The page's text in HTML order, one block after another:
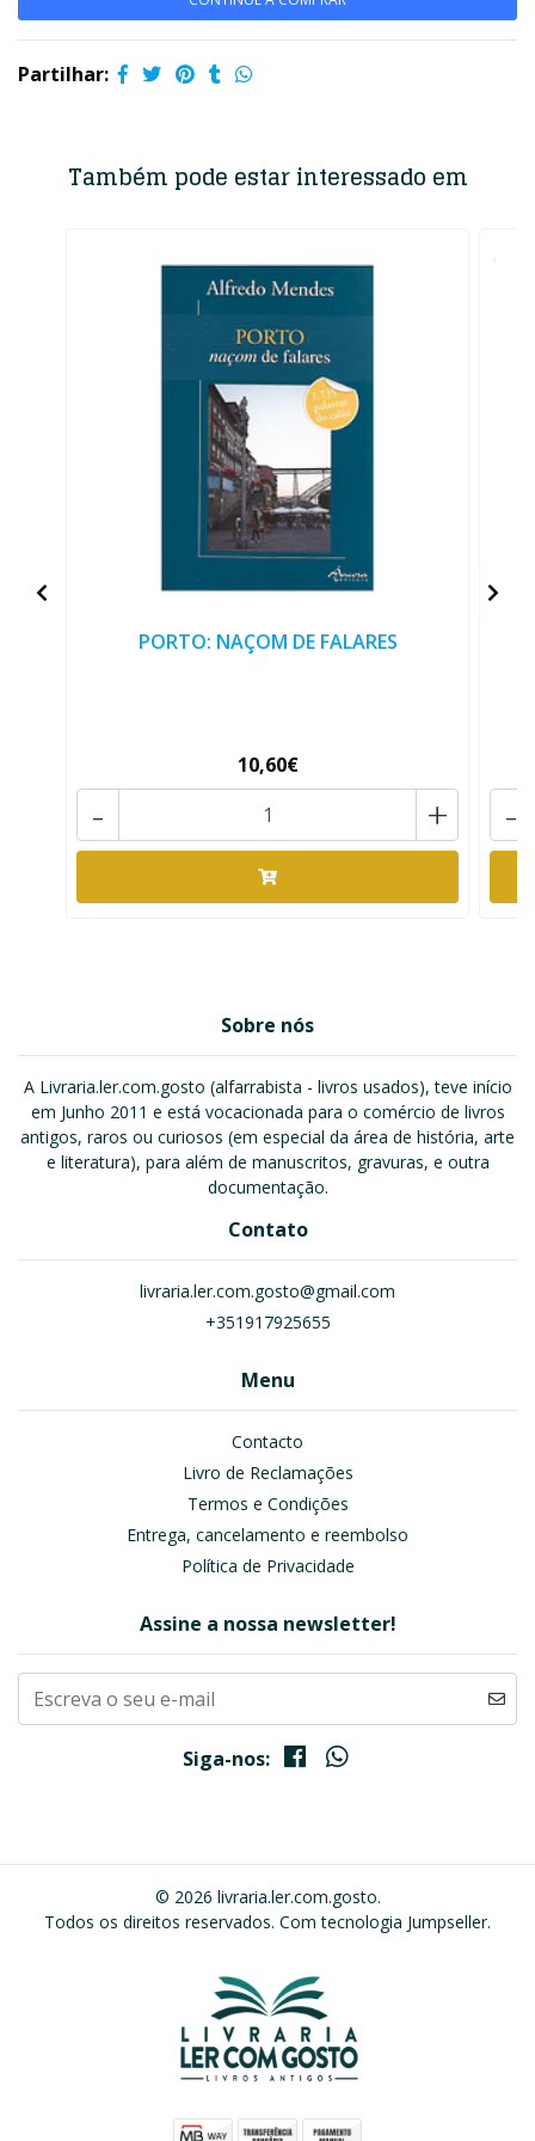
Partilhar:
Também pode estar interessado em
PORTO: NAÇOM DE FALARES
10,60€
+
- -
Sobre nós
A Livraria.ler.com.gosto (alfarrabista - livros usados), teve início
em Junho 2011 e está vocacionada para o comércio de livros
antigos, raros ou curiosos (em especial da área de história, arte
e literatura), para além de manuscritos, gravuras, e outra
documentação.
Contato
livraria.ler.com.gosto@gmail.com
+351917925655
Menu
Contacto
Livro de Reclamações
Termos e Condições
Entrega, cancelamento e reembolso
Política de Privacidade
Assine a nossa newsletter!
Siga-nos:
© 2026 livraria.ler.com.gosto.
Todos os direitos reservados. Com tecnologia Jumpseller.